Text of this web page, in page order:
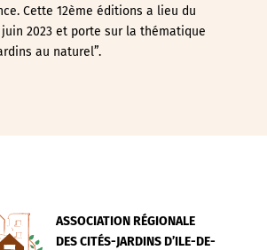
Cette 12ème éditions a lieu du
juin 2023 et porte sur la thématique
au naturel”.
ASSOCIATION RÉGIONALE
DES CITÉS-JARDINS D’ILE-DE-